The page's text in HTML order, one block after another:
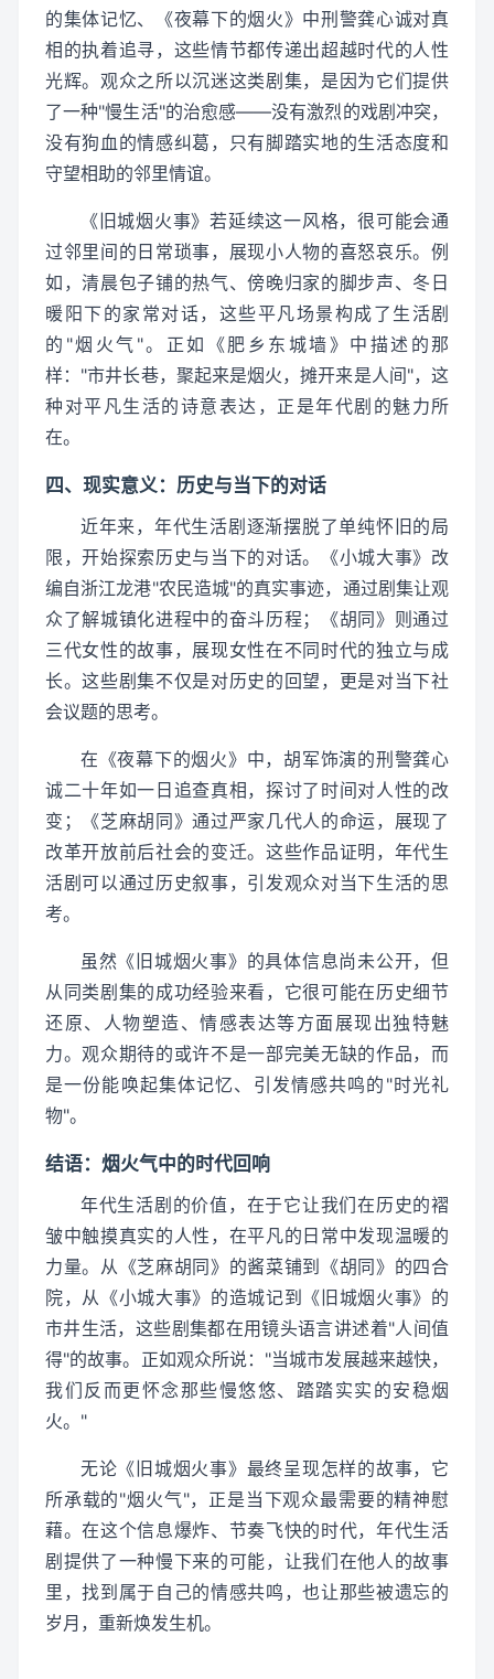
的集体记忆、《夜幕下的烟火》中刑警龚心诚对真
相的执着追寻，这些情节都传递出超越时代的人性
光辉。观众之所以沉迷这类剧集，是因为它们提供
了一种"慢生活"的治愈感——没有激烈的戏剧冲突，
没有狗血的情感纠葛，只有脚踏实地的生活态度和
守望相助的邻里情谊。
《旧城烟火事》若延续这一风格，很可能会通
过邻里间的日常琐事，展现小人物的喜怒哀乐。例
如，清晨包子铺的热气、傍晚归家的脚步声、冬日
暖阳下的家常对话，这些平凡场景构成了生活剧
的"烟火气"。正如《肥乡东城墙》中描述的那
样："市井长巷，聚起来是烟火，摊开来是人间"，这
种对平凡生活的诗意表达，正是年代剧的魅力所
在。
四、现实意义：历史与当下的对话
近年来，年代生活剧逐渐摆脱了单纯怀旧的局
限，开始探索历史与当下的对话。《小城大事》改
编自浙江龙港"农民造城"的真实事迹，通过剧集让观
众了解城镇化进程中的奋斗历程；《胡同》则通过
三代女性的故事，展现女性在不同时代的独立与成
长。这些剧集不仅是对历史的回望，更是对当下社
会议题的思考。
在《夜幕下的烟火》中，胡军饰演的刑警龚心
诚二十年如一日追查真相，探讨了时间对人性的改
变；《芝麻胡同》通过严家几代人的命运，展现了
改革开放前后社会的变迁。这些作品证明，年代生
活剧可以通过历史叙事，引发观众对当下生活的思
考。
虽然《旧城烟火事》的具体信息尚未公开，但
从同类剧集的成功经验来看，它很可能在历史细节
还原、人物塑造、情感表达等方面展现出独特魅
力。观众期待的或许不是一部完美无缺的作品，而
是一份能唤起集体记忆、引发情感共鸣的"时光礼
物"。
结语：烟火气中的时代回响
年代生活剧的价值，在于它让我们在历史的褶
皱中触摸真实的人性，在平凡的日常中发现温暖的
力量。从《芝麻胡同》的酱菜铺到《胡同》的四合
院，从《小城大事》的造城记到《旧城烟火事》的
市井生活，这些剧集都在用镜头语言讲述着"人间值
得"的故事。正如观众所说："当城市发展越来越快，
我们反而更怀念那些慢悠悠、踏踏实实的安稳烟
火。"
无论《旧城烟火事》最终呈现怎样的故事，它
所承载的"烟火气"，正是当下观众最需要的精神慰
藉。在这个信息爆炸、节奏飞快的时代，年代生活
剧提供了一种慢下来的可能，让我们在他人的故事
里，找到属于自己的情感共鸣，也让那些被遗忘的
岁月，重新焕发生机。